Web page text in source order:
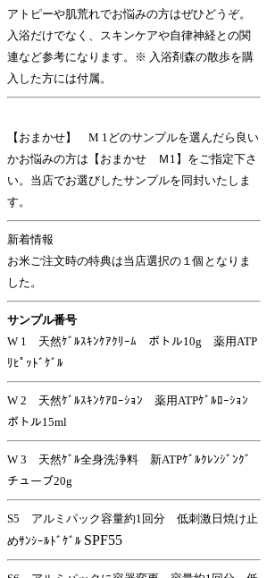
アトピーや肌荒れでお悩みの方はぜひどうぞ。
入浴だけでなく、スキンケアや自律神経との関
連など参考になります。※ 入浴剤森の散歩を購
入した方には付属。
【おまかせ】 M 1どのサンプルを選んだら良い
かお悩みの方は【おまかせ Ｍ1】をご指定下さ
い。当店でお選びしたサンプルを同封いたしま
す。
新着情報
お米ご注文時の特典は当店選択の１個となりま
した。
サンプル番号
W 1 天然ｹﾞﾙｽｷﾝｹｱｸﾘｰﾑ ボトル10g 薬用ATP
ﾘﾋﾟｯﾄﾞｹﾞﾙ
W 2 天然ｹﾞﾙｽｷﾝｹｱﾛｰｼｮﾝ 薬用ATPｹﾞﾙﾛｰｼｮﾝ
ボトル15ml
W 3 天然ｹﾞﾙ全身洗浄料 新ATPｹﾞﾙｸﾚﾝｼﾞﾝｸﾞ
チューブ20g
S5 アルミパック容量約1回分 低刺激日焼け止
めｻﾝｼｰﾙﾄﾞｹﾞﾙ SPF55